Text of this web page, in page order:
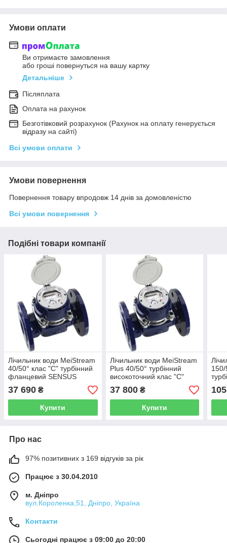
Умови оплати
Ви отримаєте замовлення
або гроші повернуться на вашу картку
Детальніше
Післяплата
Оплата на рахунок
Безготівковий розрахунок (Рахунок на оплату генерується
відразу на сайті)
Всі умови оплати
Умови повернення
Повернення товару впродовж 14 днів за домовленістю
Всі умови повернення
Подібні товари компанії
Лічильник води MeiStream
40/50° клас "С" турбінний
фланцевий SENSUS
(Німеччина)
37 690 ₴
Купити
Лічильник води MeiStream
Plus 40/50° турбінний
високоточний клас "С"
SENSUS (Німеччина)
37 800₴
Купити
Про нас
97% позитивних з 169 відгуків за рік
Працює з 30.04.2010
м. Дніпро
вул.Короленка,51, Дніпро, Україна
Контакти
Сьогодні працює з 09:00 до 20:00